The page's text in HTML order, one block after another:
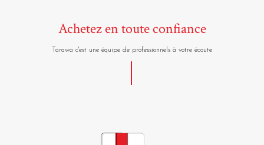
Achetez en toute confiance
Tarawa c'est une équipe de professionnels à votre écoute